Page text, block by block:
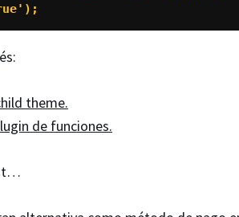
theme.
de funciones.